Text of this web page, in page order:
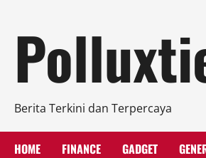
content
Berita Terkini dan Terpercaya
HOME FINANCE GADGET